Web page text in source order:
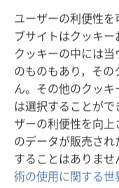
ユーザーの利便性
ブサイトはクッキー
クッキーの中には
のものもあり，そ
ん。その他のクッ
は選択することが
ザーの利便性を向上
のデータが販売さ
することはありませ
術の使用に関する世
くして行いましょう
バから財産を受け
リストに一生懸命仕
人は，行った悪い
ありません p 。
戻る